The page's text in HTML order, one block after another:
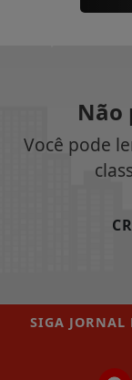
Não
Você pode
SIGA